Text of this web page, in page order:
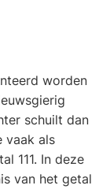
worden
schuilt dan
vaak als
111. In deze
van het getal